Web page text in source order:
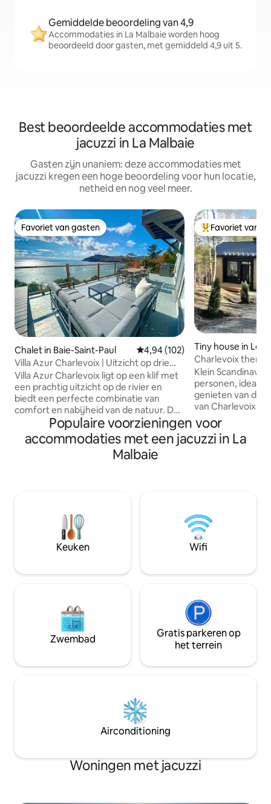
Gemiddelde beoordeling van 4,9
Accommodaties in La Malbaie worden hoog
beoordeeld door gasten, met gemiddeld 4,9 uit 5.
Best beoordeelde accommodaties met
jacuzzi in La Malbaie
Gasten zijn unaniem: deze accommodaties met
jacuzzi kregen een hoge beoordeling voor hun locatie,
netheid en nog veel meer.
Favoriet van gasten
Favoriet van gasten
Chalet in Baie-Saint-Paul Gemiddelde beoordeling van
4,94 (102)
Villa Azur Charlevoix | Uitzicht op drie
verdiepingen
Villa Azur Charlevoix ligt op een klif met
een prachtig uitzicht op de rivier en
biedt een perfecte combinatie van
comfort en nabijheid van de natuur. De
panoramische ramen stellen je in staat
om ten volle te genieten van de
schoonheid van de omliggende
landschappen op 3 verdiepingen, terwijl
minuten van Manoir Richelieu (Casino &
10/07/2026)
Topfavoriet van
Favoriet van
Tiny house in Les
nts
Charlevoix
natuur!
Klein
personen, ideaal
genieten van de
van Charlevoix.
circuit
intiem en
uitzicht uit op de
douche. Toegang
500 m.
Populaire voorzieningen voor
accommodaties met een jacuzzi in La
Malbaie
Keuken Wifi
Zwembad
Gratis parkeren op
het terrein
Airconditioning
Woningen met jacuzzi